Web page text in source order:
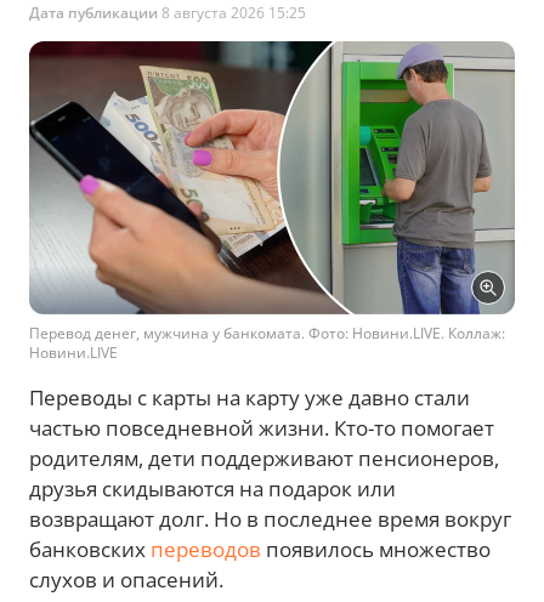
Дата публикации 8 августа 2026 15:25
Перевод денег, мужчина у банкомата. Фото: Новини.LIVE. Коллаж:
Новини.LIVE
Переводы с карты на карту уже давно стали
частью повседневной жизни. Кто-то помогает
родителям, дети поддерживают пенсионеров,
друзья скидываются на подарок или
возвращают долг. Но в последнее время вокруг
банковских переводов появилось множество
слухов и опасений.